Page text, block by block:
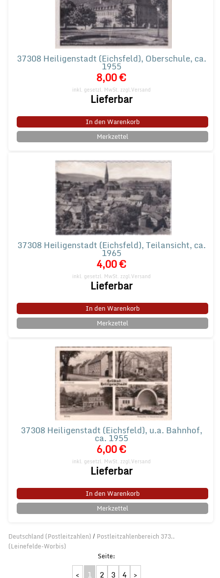
37308 Heiligenstadt (Eichsfeld), Oberschule, ca.
1955
8,00 €
inkl. gesetzl. MwSt. zzgl.Versand
Lieferbar
In den Warenkorb
Merkzettel
37308 Heiligenstadt (Eichsfeld), Teilansicht, ca.
1965
4,00 €
inkl. gesetzl. MwSt. zzgl.Versand
Lieferbar
In den Warenkorb
Merkzettel
37308 Heiligenstadt (Eichsfeld), u.a. Bahnhof,
ca. 1955
6,00 €
inkl. gesetzl. MwSt. zzgl.Versand
Lieferbar
In den Warenkorb
Merkzettel
Deutschland (Postleitzahlen) / Postleitzahlenbereich 373..
(Leinefelde-Worbis)
< 1 2 3 4 >